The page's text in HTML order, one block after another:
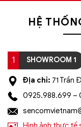
HỆ
1 SHOWROOM 1
Địa chỉ: 71 Trần
0925.988.699 –